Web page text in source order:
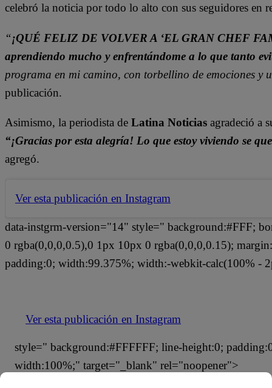
celebró la noticia por todo lo alto con sus seguidores en
“¡QUÉ FELIZ DE VOLVER A ‘EL GRAN CHEF
aprendiendo mucho y enfrentándome a lo que tanto
programa en mi camino, con torbellino de emociones y
publicación.
Asimismo, la periodista de Latina Noticias agradeció a
“¡Gracias por esta alegría! Lo que estoy viviendo se
agregó.
Ver esta publicación en Instagram
data-instgrm-version="14" style=" background:#FFF;
0 rgba(0,0,0,0.5),0 1px 10px 0 rgba(0,0,0,0.15);
padding:0; width:99.375%; width:-webkit-calc(100% -
Ver esta publicación en Instagram
style=" background:#FFFFFF; line-height:0;
width:100%;" target="_blank" rel="noopener">